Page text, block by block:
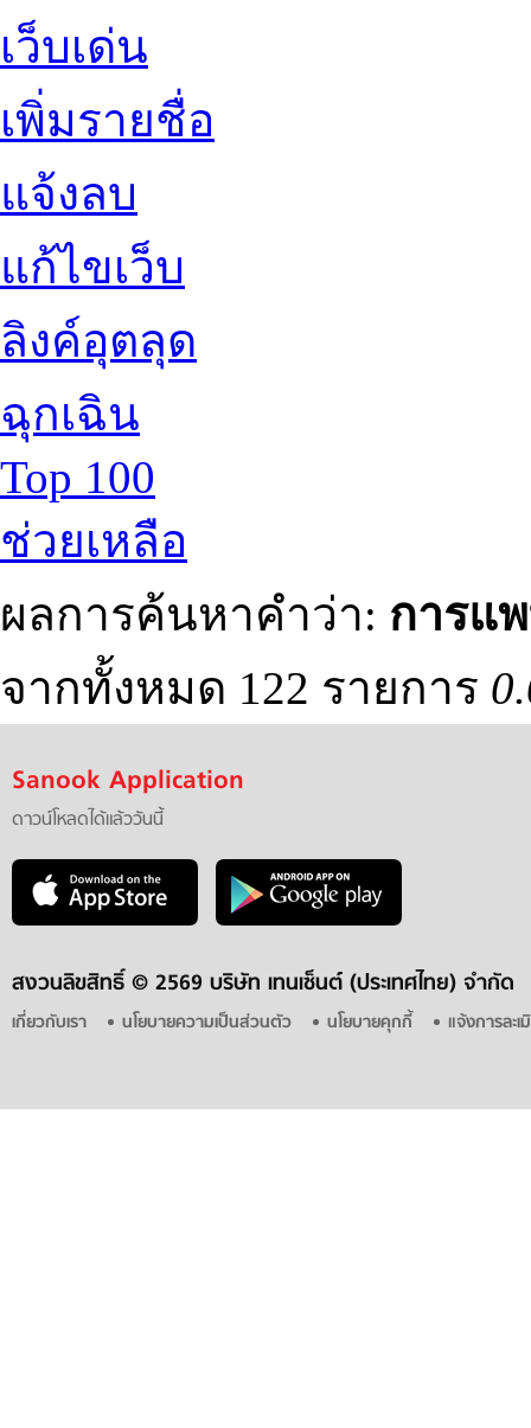
เว็บเด่น
เพิ่มรายชื่อ
แจ้งลบ
แก้ไขเว็บ
ลิงค์อุตลุด
ฉุกเฉิน
Top 100
ช่วยเหลือ
ผลการค้นหาคำว่า: การแ
จากทั้งหมด 122 รายการ
Sanook Application
ดาวน์โหลดได้แล้ววันนี้
สงวนลิขสิทธิ์ © 2569 บริษัท เทนเซ็นต์ (ประเทศไทย) จำกัด
เกี่ยวกับเรา นโยบายความเป็นส่วนตัว นโยบายคุกกี้ แจ้งการละ